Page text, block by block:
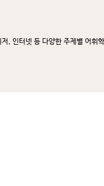
, 인터넷 등 다양한 주제별 어휘